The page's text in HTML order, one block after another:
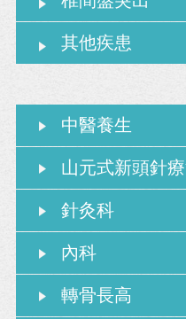
其他疾患
中醫養生
山元式新頭針
針灸科
內科
轉骨長高